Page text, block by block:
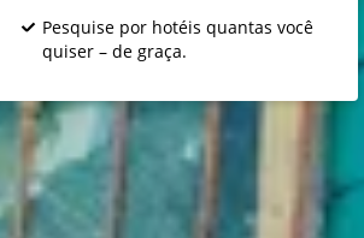
Pesquise por hotéis quantas você
quiser – de graça.